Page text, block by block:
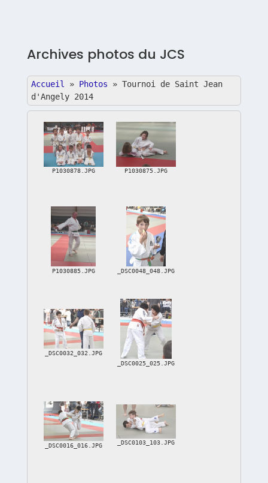
Archives photos du JCS
Accueil » Photos » Tournoi de Saint Jean
d'Angely 2014
P1030878.JPG P1030875.JPG
P1030885.JPG _DSC0048_048.JPG
_DSC0032_032.JPG
_DSC0025_025.JPG
_DSC0016_016.JPG _DSC0103_103.JPG